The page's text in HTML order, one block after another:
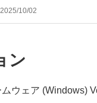
2025/10/02
ン
ウェア (Windows)